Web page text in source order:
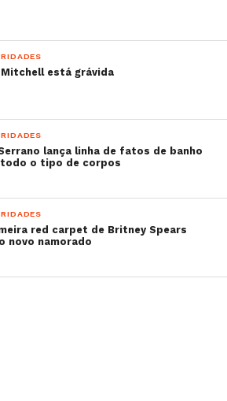
Mitchell está grávida
lança linha de fatos de banho
o tipo de corpos
red carpet de Britney Spears
novo namorado